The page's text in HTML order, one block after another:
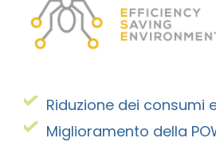
Riduzione dei consumi
Miglioramento della